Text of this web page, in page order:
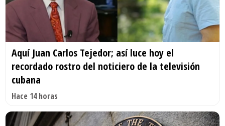
Aquí Juan Carlos Tejedor; así luce hoy el
recordado rostro del noticiero de la televisión
cubana
Hace 14 horas